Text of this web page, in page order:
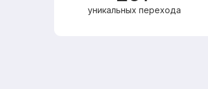
уникальных перехода